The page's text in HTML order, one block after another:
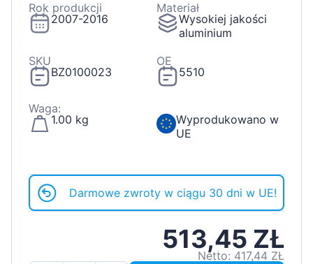
Rok produkcji
2007-2016
Materiał
Wysokiej jakości
aluminium
SKU
BZ0100023
OE
5510
Waga:
1.00 kg
Wyprodukowano w
UE
Darmowe zwroty w ciągu 30 dni w UE!
513,45 ZŁ
Netto: 417,44 ZŁ